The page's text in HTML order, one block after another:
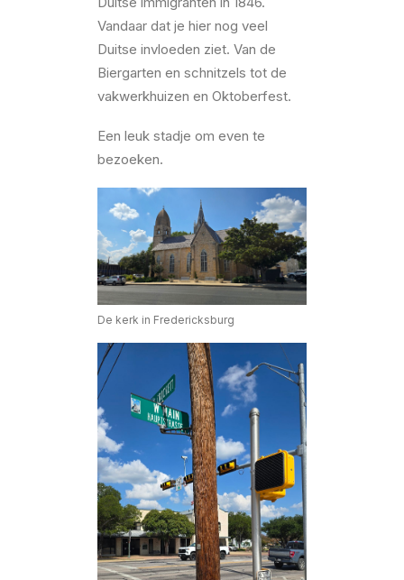
Vandaar dat je hier nog veel
Duitse invloeden ziet. Van de
Biergarten en schnitzels tot de
vakwerkhuizen en Oktoberfest.
Een leuk stadje om even te
bezoeken.
De kerk in Fredericksburg